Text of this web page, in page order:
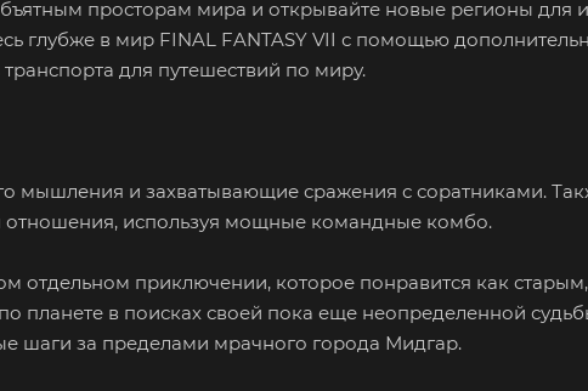
просторам мира и открывайте новые регионы для
глубже в мир FINAL FANTASY VII с помощью
для путешествий по миру.
мышления и захватывающие сражения с соратниками.
отношения, используя мощные командные комбо.
отдельном приключении, которое понравится как
планете в поисках своей пока еще неопределенной
шаги за пределами мрачного города Мидгар.